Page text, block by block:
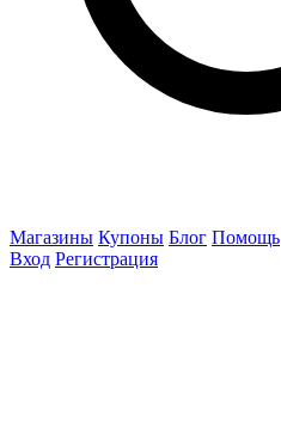
Магазины Купоны Блог Помощь
Вход Регистрация